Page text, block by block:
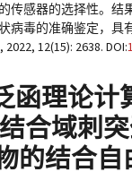
传感器的选择性。结
病毒的准确鉴定，具
12(15): 2638. DOI:
函理论计
合域刺
的结合